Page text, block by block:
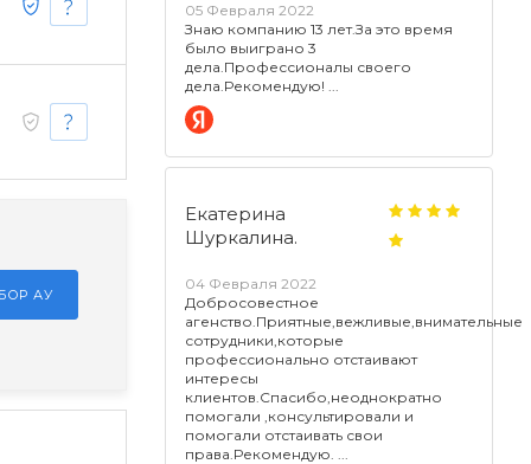
05 Февраля 2022
Знаю компанию 13 лет.За это время
было выиграно 3
дела.Профессионалы своего
дела.Рекомендую!
Екатерина
Шуркалина.
04 Февраля 2022
Добросовестное
агенство.Приятные,вежливые,внимательные
сотрудники,которые
профессионально отстаивают
интересы
клиентов.Спасибо,неоднократно
помогали ,консультировали и
помогали отстаивать свои
права.Рекомендую.
АУ